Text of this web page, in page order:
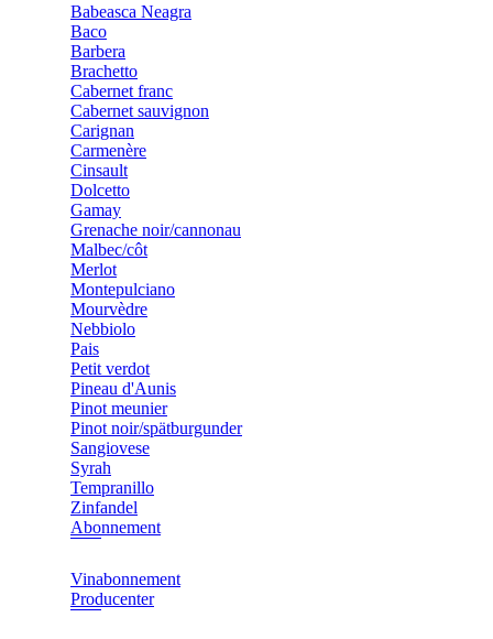
Babeasca Neagra
Baco
Barbera
Brachetto
Cabernet franc
Cabernet sauvignon
Carignan
Carmenère
Cinsault
Dolcetto
Gamay
Grenache noir/cannonau
Malbec/côt
Merlot
Montepulciano
Mourvèdre
Nebbiolo
Pais
Petit verdot
Pineau d'Aunis
Pinot meunier
Pinot noir/spätburgunder
Sangiovese
Syrah
Tempranillo
Zinfandel
Abonnement
Vinabonnement
Producenter